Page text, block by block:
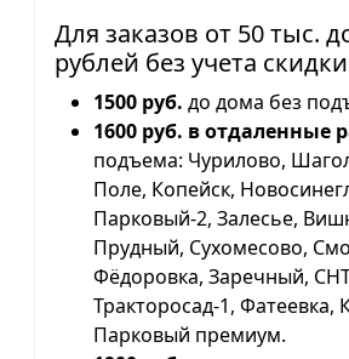
Для заказов от 50 тыс.
рублей без учета скидки
1500 руб. до дома без
1600 руб. в отдаленные
подъема: Чурилово,
Поле, Копейск,
Парковый-2, Залесье,
Прудный, Сухомесово,
Фёдоровка, Заречный,
Тракторосад-1, Фатеевка,
Парковый премиум.